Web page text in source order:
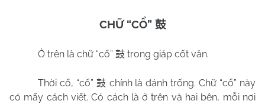
CHỮ “CỔ” 鼓
Ở trên là chữ “cổ” 鼓 trong giáp cốt văn.
Thời cổ, “cổ” 鼓 chính là đánh trống. Chữ “cổ” này
có mấy cách viết. Có cách là ở trên và hai bên, mỗi nơi